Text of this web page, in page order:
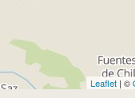
Leaflet | ©